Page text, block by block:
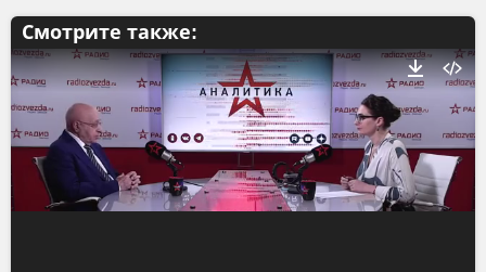
Смотрите также: